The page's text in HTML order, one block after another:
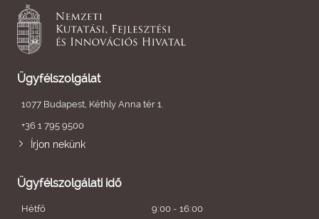
Ügyfélszolgálat
1077 Budapest, Kéthly Anna tér 1.
+36 1 795 9500
Írjon nekünk
Ügyfélszolgálati idő
Hétfő
9:00 - 16:00